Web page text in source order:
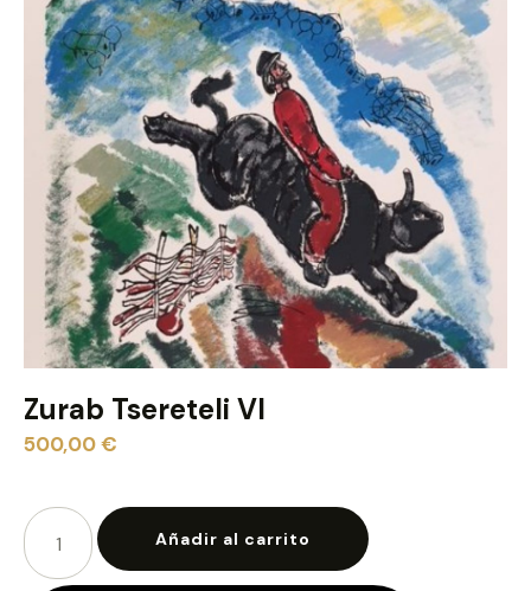
Zurab Tsereteli VI
500,00€
Añadir al carrito